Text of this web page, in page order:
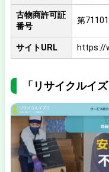
古物商許可証
番号
第
サイトURL https://
「リサイクルイズ